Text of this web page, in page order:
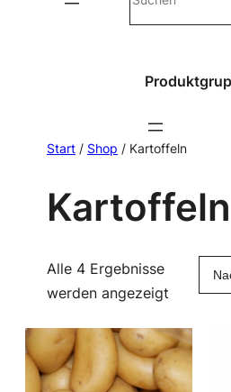
Start / Shop / Kartoffeln
Kartoffeln
Alle 4 Ergebnisse
werden angezeigt Nach
sortiert